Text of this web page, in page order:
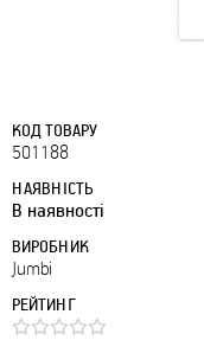
КОД ТОВАРУ
501188
НАЯВНІСТЬ
В наявності
ВИРОБНИК
Jumbі
РЕЙТИНГ